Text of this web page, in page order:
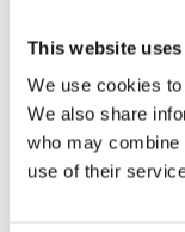
This website
We use cookies
We also share
who may combine
use of their